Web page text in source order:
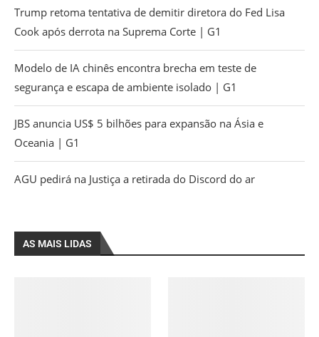
Trump retoma tentativa de demitir diretora do Fed Lisa
Cook após derrota na Suprema Corte | G1
Modelo de IA chinês encontra brecha em teste de
segurança e escapa de ambiente isolado | G1
JBS anuncia US$ 5 bilhões para expansão na Ásia e
Oceania | G1
AGU pedirá na Justiça a retirada do Discord do ar
AS MAIS LIDAS